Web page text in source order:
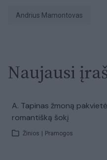
Andrius Mamontovas
Naujausi
A. Tapinas žmoną
romantišką šokį
Žinios Pramogos